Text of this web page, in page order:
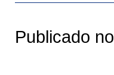
Publicado no